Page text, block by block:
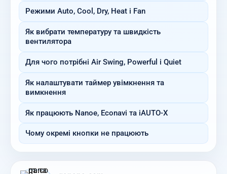
Режими Auto, Cool, Dry, Heat і Fan
Як вибрати температуру та швидкість
вентилятора
Для чого потрібні Air Swing, Powerful і Quiet
Як налаштувати таймер увімкнення та
вимкнення
Як працюють Nanoe, Econavi та iAUTO-X
Чому окремі кнопки не працюють